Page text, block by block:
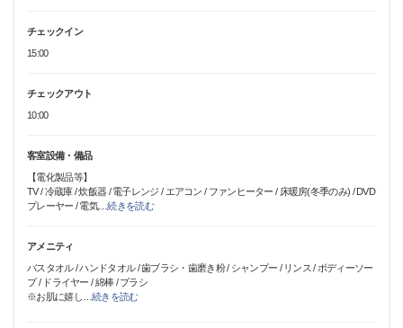
チェックイン
15:00
チェックアウト
10:00
客室設備・備品
【電化製品等】
TV / 冷蔵庫 / 炊飯器 / 電子レンジ / エアコン / ファンヒーター / 床暖房(冬季のみ) / DVD
プレーヤー / 電気…続きを読む
アメニティ
バスタオル / ハンドタオル / 歯ブラシ・歯磨き粉 / シャンプー / リンス / ボディーソー
プ / ドライヤー / 綿棒 / ブラシ
※お肌に嬉し …続きを読む